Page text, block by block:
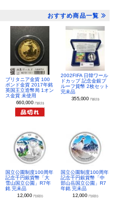
おすすめ商品一覧
ブリタニア金貨 100
ポンド金貨 2017年銘
英国王立造幣局 1オン
ス金貨 未使用
660,000 円(税別)
2002FIFA 日韓ワール
ドカップ 記念金銀プ
ルーフ貨幣 2枚セット
完未品
355,000 円(税別)
国立公園制度100周年
記念千円銀貨幣「大
雪山国立公園」R7年
銘 完未品
12,000 円(税別)
国立公園制度100周年
記念千円銀貨幣「中
部山岳国立公園」R7
年銘 完未品
12,000 円(税別)